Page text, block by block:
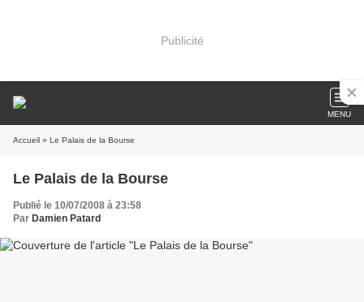
Publicité
MENU
Accueil » Le Palais de la Bourse
Le Palais de la Bourse
Publié le 10/07/2008 à 23:58
Par Damien Patard